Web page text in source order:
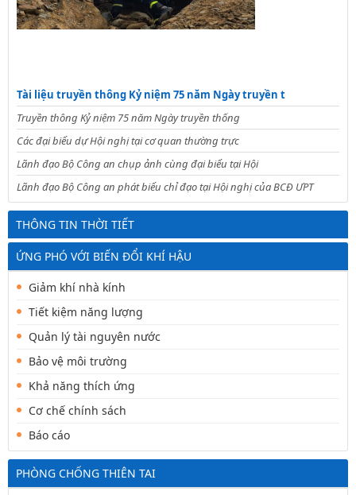
Tài liệu truyền thông Kỷ niệm 75 năm Ngày truyền t
Truyền thông Kỷ niệm 75 năm Ngày truyền thống
Các đại biểu dự Hội nghị tại cơ quan thường trực
Lãnh đạo Bộ Công an chụp ảnh cùng đại biểu tại Hội
Lãnh đạo Bộ Công an phát biểu chỉ đạo tại Hội nghị của BCĐ ƯPT
THÔNG TIN THỜI TIẾT
ỨNG PHÓ VỚI BIẾN ĐỔI KHÍ HẬU
Giảm khí nhà kính
Tiết kiệm năng lượng
Quản lý tài nguyên nước
Bảo vệ môi trường
Khả năng thích ứng
Cơ chế chính sách
Báo cáo
PHÒNG CHỐNG THIÊN TAI